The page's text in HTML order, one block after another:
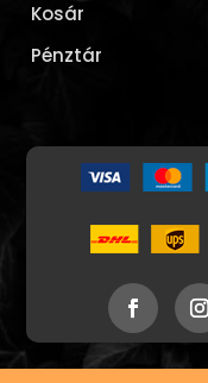
Kosár
Pénztár